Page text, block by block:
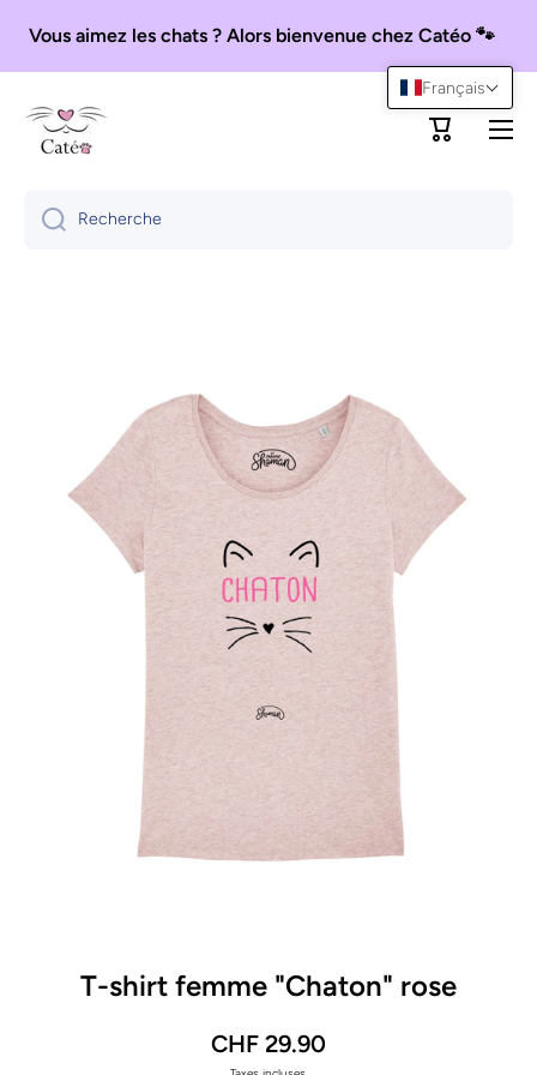
Ignorer et passer au contenu
Vous aimez les chats ? Alors bienvenue chez Catéo 🐾
Panier
Recherche
Passer aux informations produits
T-shirt femme "Chaton" rose
CHF 29.90
Français